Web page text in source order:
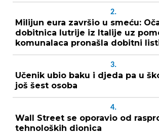
2.
Milijun eura završio u smeću:
dobitnica lutrije iz Italije uz
komunalaca pronašla dobitni
3.
Učenik ubio baku i djeda pa u
još šest osoba
4.
Wall Street se oporavio od
tehnoloških dionica